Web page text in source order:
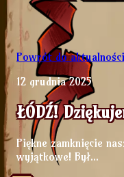
Powrót do aktualności
12 grudnia 2025
ŁÓDŹ!
Piękne zamknięcie
wyjątkowe! Był...